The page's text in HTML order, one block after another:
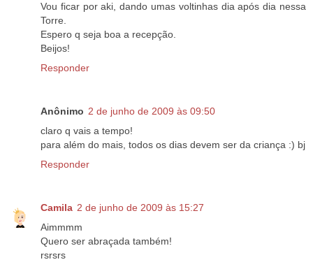
Vou ficar por aki, dando umas voltinhas dia após dia nessa
Torre.
Espero q seja boa a recepção.
Beijos!
Responder
Anônimo 2 de junho de 2009 às 09:50
claro q vais a tempo!
para além do mais, todos os dias devem ser da criança :) bj
Responder
Camila 2 de junho de 2009 às 15:27
Aimmmm
Quero ser abraçada também!
rsrsrs